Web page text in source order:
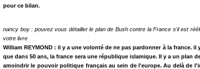
pour ce bilan.
nancy boy : pouvez vous détailler le plan de Bush contre la France s'il est
votre livre
William REYMOND : il y a une volonté de ne pas pardonner à la france.
que dans 50 ans, la france sera une république islamique. Il y a un plan
amoindrir le pouvoir politique français au sein de l'europe. Au delà de